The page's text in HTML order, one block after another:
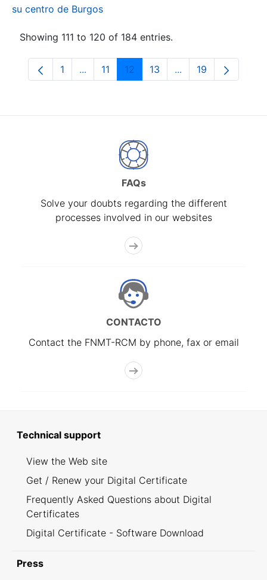
su centro de Burgos
Showing 111 to 120 of 184 entries.
Page
1 ...Intermediate Pages Use TAB to navigate.
Page
11 Page
12 Page
13 ...Intermediate
Page
19
FAQs
Solve your doubts regarding the different
processes involved in our websites
CONTACTO
Contact the FNMT-RCM by phone, fax or email
Technical support
View the Web site
Get / Renew your Digital Certificate
Frequently Asked Questions about Digital
Certificates
Digital Certificate - Software Download
Press